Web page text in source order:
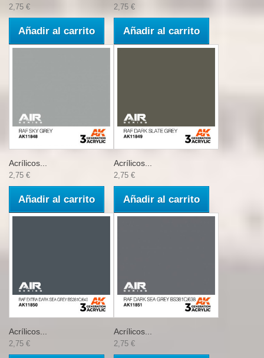
2,75 €
Añadir al carrito
2,75 €
Añadir al carrito
Acrílicos...
2,75 €
Añadir al carrito
Acrílicos...
2,75 €
Añadir al carrito
Acrílicos...
2,75 €
Acrílicos...
2,75 €